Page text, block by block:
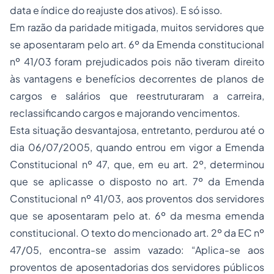
data e índice do reajuste dos ativos). E só isso.
Em razão da paridade mitigada, muitos servidores que
se aposentaram pelo art. 6º da Emenda constitucional
nº 41/03 foram prejudicados pois não tiveram direito
às vantagens e benefícios decorrentes de planos de
cargos e salários que reestruturaram a carreira,
reclassificando cargos e majorando vencimentos.
Esta situação desvantajosa, entretanto, perdurou até o
dia 06/07/2005, quando entrou em vigor a Emenda
Constitucional nº 47, que, em eu art. 2º, determinou
que se aplicasse o disposto no art. 7º da Emenda
Constitucional nº 41/03, aos proventos dos servidores
que se aposentaram pelo at. 6º da mesma emenda
constitucional. O texto do mencionado art. 2º da EC nº
47/05, encontra-se assim vazado: “Aplica-se aos
proventos de aposentadorias dos servidores públicos